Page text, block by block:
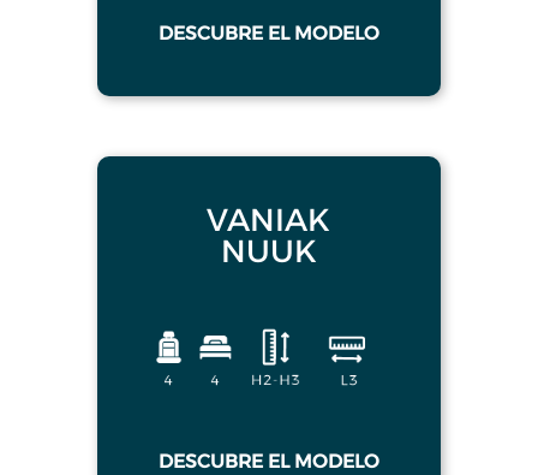
DESCUBRE EL MODELO
VANIAK
NUUK
DESCUBRE EL MODELO